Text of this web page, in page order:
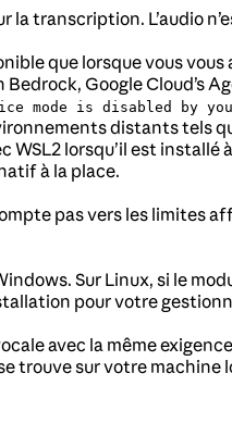
transcription. L’audio
que lorsque vous
Google Cloud’s
mode is disabled by
distants tels
WSL2 lorsqu’il est installé
à la place.
pas vers les limites
Sur Linux, si le
pour votre
avec la même
sur votre machine